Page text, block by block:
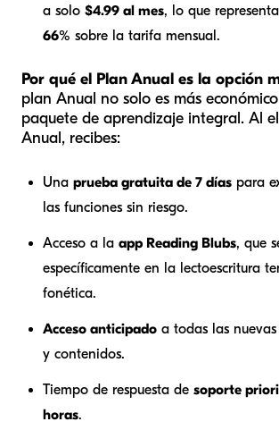
a solo $4.99 al mes, lo que
66% sobre la tarifa mensual.
Por qué el Plan Anual es la opción
plan Anual no solo es más
paquete de aprendizaje integral. Al
Anual, recibes:
Una prueba gratuita de 7 días para
las funciones sin riesgo.
Acceso a la app Reading Blubs, que
específicamente en la lectoescritura
fonética.
Acceso anticipado a todas las
y contenidos.
Tiempo de respuesta de soporte
horas.